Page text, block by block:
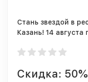
Стань звездой в
Казань! 14
Скидка: 50%